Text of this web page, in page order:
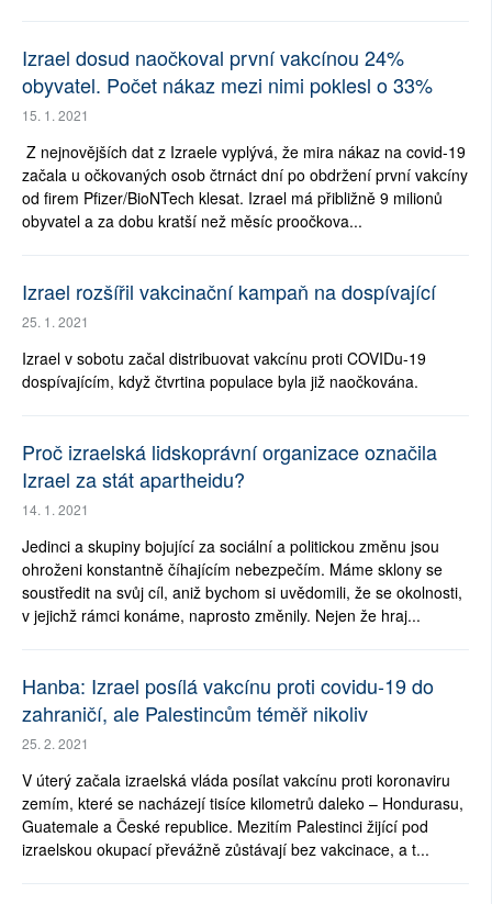
Izrael dosud naočkoval první vakcínou 24%
obyvatel. Počet nákaz mezi nimi poklesl o 33%
15. 1. 2021
Z nejnovějších dat z Izraele vyplývá, že mira nákaz na covid-19
začala u očkovaných osob čtrnáct dní po obdržení první vakcíny
od firem Pfizer/BioNTech klesat. Izrael má přibližně 9 milionů
obyvatel a za dobu kratší než měsíc proočkova...
Izrael rozšířil vakcinační kampaň na dospívající
25. 1. 2021
Izrael v sobotu začal distribuovat vakcínu proti COVIDu-19
dospívajícím, když čtvrtina populace byla již naočkována.
Proč izraelská lidskoprávní organizace označila
Izrael za stát apartheidu?
14. 1. 2021
Jedinci a skupiny bojující za sociální a politickou změnu jsou
ohroženi konstantně číhajícím nebezpečím. Máme sklony se
soustředit na svůj cíl, aniž bychom si uvědomili, že se okolnosti,
v jejichž rámci konáme, naprosto změnily. Nejen že hraj...
Hanba: Izrael posílá vakcínu proti covidu-19 do
zahraničí, ale Palestincům téměř nikoliv
25. 2. 2021
V úterý začala izraelská vláda posílat vakcínu proti koronaviru
zemím, které se nacházejí tisíce kilometrů daleko – Hondurasu,
Guatemale a České republice. Mezitím Palestinci žijící pod
izraelskou okupací převážně zůstávají bez vakcinace, a t...